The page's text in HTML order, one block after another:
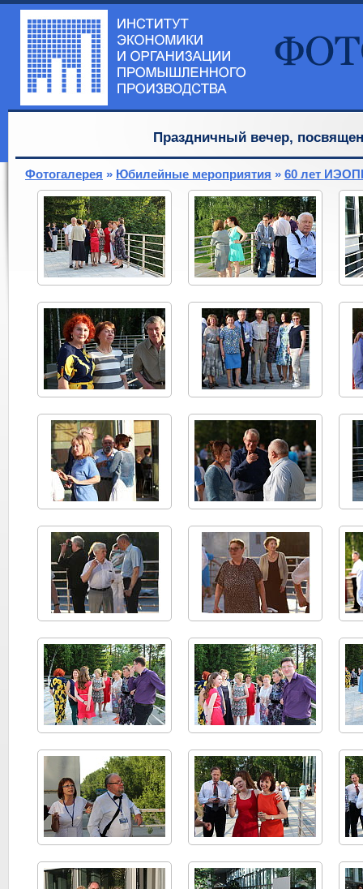
Праздничный вечер,
Фотогалерея » Юбилейные мероприятия » 60 лет